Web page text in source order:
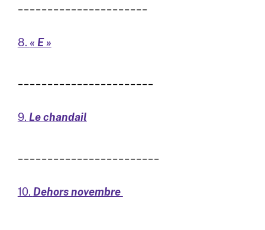
8. « E »
9. Le chandail
10. Dehors novembre